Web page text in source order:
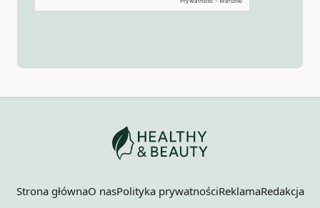
Strona głównaO nasPolityka prywatnościReklamaRedakcja